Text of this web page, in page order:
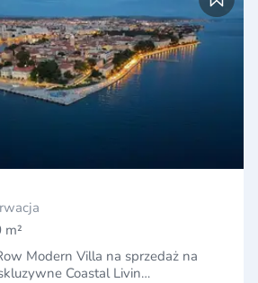
m²
Modern Villa na sprzedaż na
Coastal Livin…